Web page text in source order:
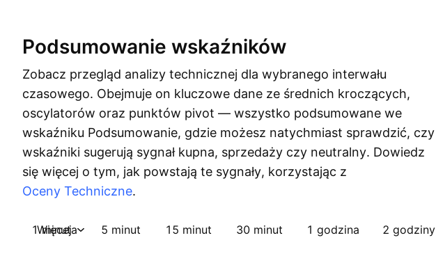
Podsumowanie wskaźników
Zobacz przegląd analizy technicznej dla wybranego interwału
czasowego. Obejmuje on kluczowe dane ze średnich kroczących,
oscylatorów oraz punktów pivot — wszystko podsumowane we
wskaźniku Podsumowanie, gdzie możesz natychmiast sprawdzić, czy
wskaźniki sugerują sygnał kupna, sprzedaży czy neutralny. Dowiedz
się więcej o tym, jak powstają te sygnały, korzystając z
Oceny Techniczne.
1 minuta 5 minut 15 minut 30 minut 1 godzina 2 godziny
Więcej